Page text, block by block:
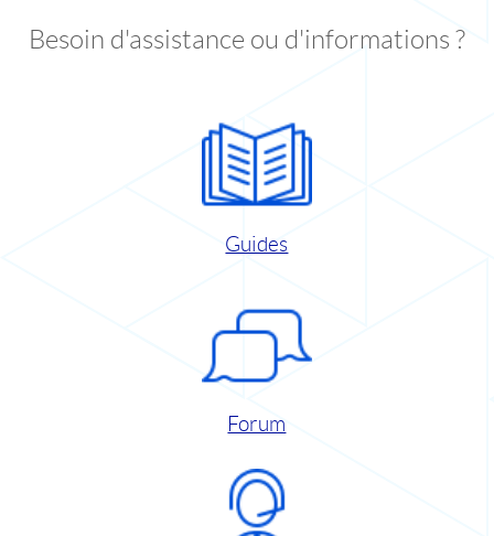
Besoin d'assistance ou d'informations ?
Guides
Forum